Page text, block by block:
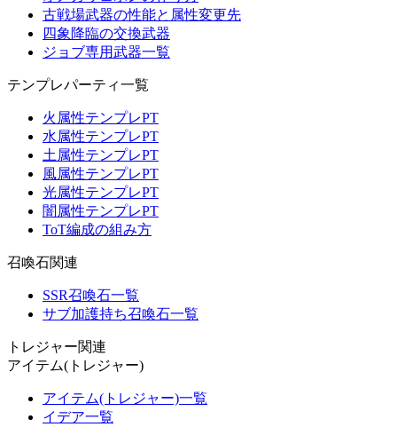
古戦場武器の性能と属性変更先
四象降臨の交換武器
ジョブ専用武器一覧
テンプレパーティ一覧
火属性テンプレPT
水属性テンプレPT
土属性テンプレPT
風属性テンプレPT
光属性テンプレPT
闇属性テンプレPT
ToT編成の組み方
召喚石関連
SSR召喚石一覧
サブ加護持ち召喚石一覧
トレジャー関連
アイテム(トレジャー)
アイテム(トレジャー)一覧
イデア一覧